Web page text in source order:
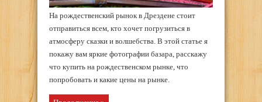
На рождественский рынок в Дрездене стоит
отправиться всем, кто хочет погрузиться в
атмосферу сказки и волшебства. В этой статье я
покажу вам яркие фотографии базара, расскажу
что купить на рождественском рынке, что
попробовать и какие цены на рынке.